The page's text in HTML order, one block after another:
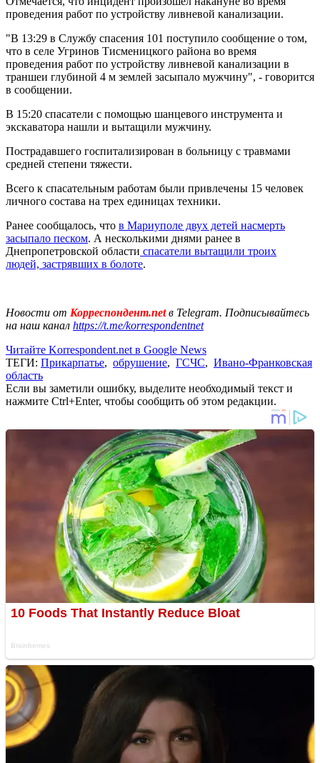
проведения работ по устройству ливневой канализации.
"В 13:29 в Службу спасения 101 поступило сообщение о том,
что в селе Угринов Тисменицкого района во время
проведения работ по устройству ливневой канализации в
траншеи глубиной 4 м землей засыпало мужчину", - говорится
в сообщении.
В 15:20 спасатели с помощью шанцевого инструмента и
экскаватора нашли и вытащили мужчину.
Пострадавшего госпитализирован в больницу с травмами
средней степени тяжести.
Всего к спасательным работам были привлечены 15 человек
личного состава на трех единицах техники.
Ранее сообщалось, что в Мариуполе двух детей насмерть
засыпало песком. А несколькими днями ранее в
Днепропетровской области спасатели вытащили троих
людей, застрявших в болоте.
Новости от Корреспондент.netв Telegram. Подписывайтесь
на наш канал https://t.me/korrespondentnet
Читайте Korrespondent.net в Google News
ТЕГИ: Прикарпатье, обрушение, ГСЧС, Ивано-Франковская
область
Если вы заметили ошибку, выделите необходимый текст и
нажмите Ctrl+Enter, чтобы сообщить об этом редакции.